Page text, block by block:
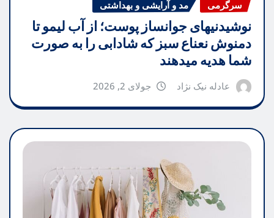
سرگرمی مد و آرایشی و بهداشتی
نوشیدنیهای جوانساز پوست؛ از آب لیمو تا
دمنوش نعناع سبز که شادابی را به صورت
شما هدیه میدهند
عادله نیک نژاد جولای 2, 2026